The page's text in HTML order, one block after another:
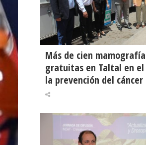
Más de cien
gratuitas en Taltal en el
la prevención del cáncer